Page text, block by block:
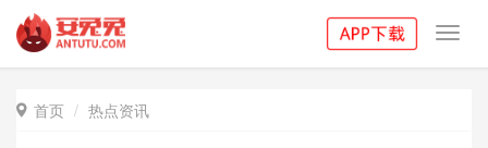
 首页 热点资讯